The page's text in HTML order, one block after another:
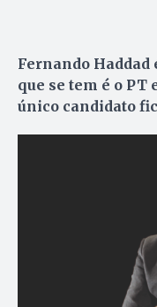
Fernando Haddad
que se tem é o PT
único candidato